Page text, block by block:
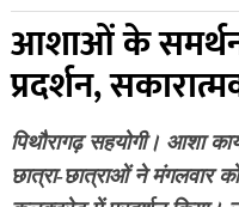
आशाओं के
प्रदर्शन,
पिथौरागढ़ सहयोगी। आशा
छात्रा-छात्राओं ने मंगलवार